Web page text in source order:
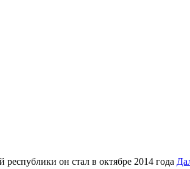
он стал в октябре 2014 года